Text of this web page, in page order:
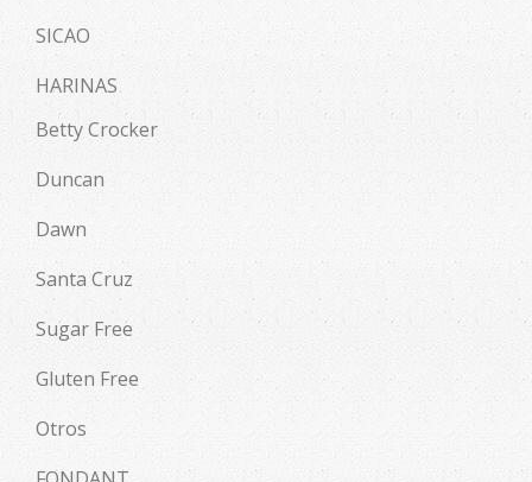
SICAO
HARINAS
Betty Crocker
Duncan
Dawn
Santa Cruz
Sugar Free
Gluten Free
Otros